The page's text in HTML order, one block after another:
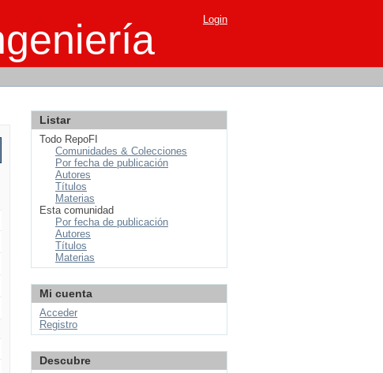
Login
Listar
Todo RepoFI
Comunidades & Colecciones
Por fecha de publicación
Autores
Títulos
Materias
Esta comunidad
Por fecha de publicación
Autores
Títulos
Materias
Mi cuenta
Acceder
Registro
Descubre